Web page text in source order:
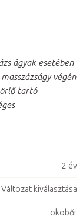
ágyak esetében
végén
tartó
2 év
Változat kiválasztása
ökobőr